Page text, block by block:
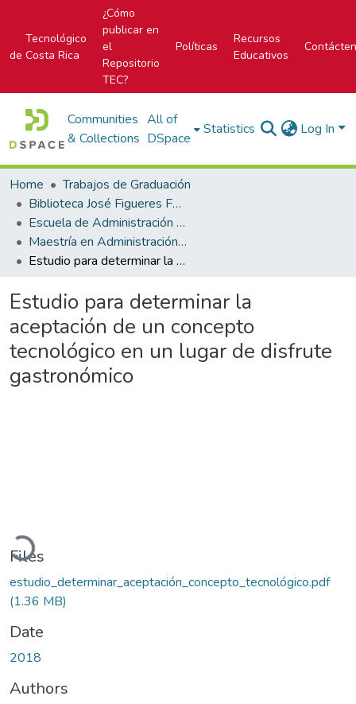
Tecnológico
de Costa Rica
¿Cómo
publicar en
el
Repositorio
TEC?
Políticas
Recursos
Educativos
Communities
& Collections
All of
DSpace
Statistics Log In
Home
Trabajos de Graduación
Biblioteca José Figueres Ferrer
Escuela de Administración de Empresas
Maestría en Administración de Empresas
Estudio para determinar la aceptación de un concepto tecnológico en un lugar de disfrute gastronómico
Estudio para determinar la
aceptación de un concepto
tecnológico en un lugar de disfrute
gastronómico
Loading...
Files
estudio_determinar_aceptación_concepto_tecnológico.pdf
(1.36 MB)
Date
2018
Authors